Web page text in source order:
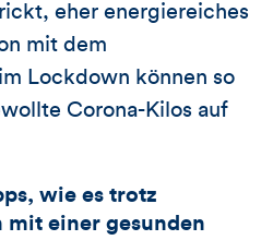
eher energiereiches
mit dem
Lockdown können so
Corona-Kilos auf
wie es trotz
einer gesunden